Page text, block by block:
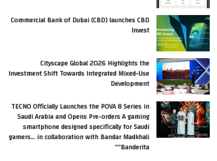
Commercial Bank of Dubai (CBD) launches CBD
Invest
Cityscape Global 2026 Highlights the
Investment Shift Towards Integrated Mixed-Use
Development
TECNO Officially Launches the POVA 8 Series in
Saudi Arabia and Opens Pre-orders A gaming
smartphone designed specifically for Saudi
gamers… in collaboration with Bandar Madkhali
“Banderita”